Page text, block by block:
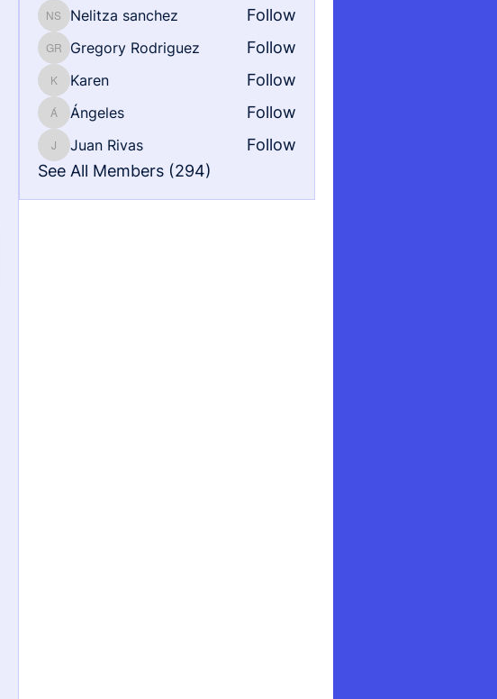
Nelitza sanchez
Nelitza sanchez Follow
Gregory Rodriguez
Gregory Rodriguez Follow
KarenKaren Follow
Ángeles
Ángeles Follow
Juan Rivas
Juan Rivas
Follow
See All Members (294)